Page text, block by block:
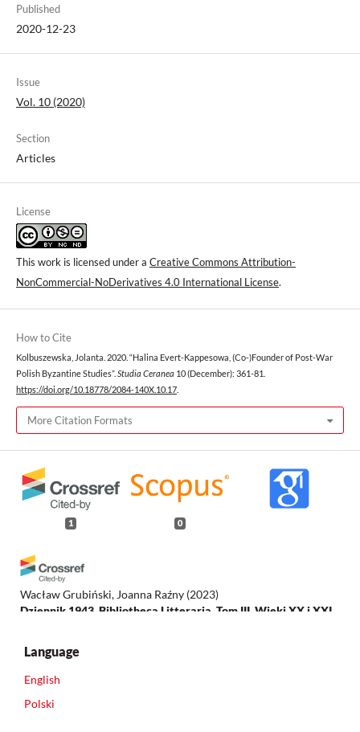
Published
2020-12-23
Issue
Vol. 10 (2020)
Section
Articles
License
This work is licensed under a Creative Commons Attribution-
NonCommercial-NoDerivatives 4.0 International License.
How to Cite
Kolbuszewska, Jolanta. 2020. “Halina Evert-Kappesowa, (Co-)Founder of Post-War
Polish Byzantine Studies”. Studia Ceranea 10 (December): 361-81.
https://doi.org/10.18778/2084-140X.10.17
More Citation Formats
1 0
Wacław Grubiński, Joanna Raźny (2023)
Dziennik 1943. Bibliotheca Litteraria. Tom III. Wieki XX i XXI.
Language
English
Polski